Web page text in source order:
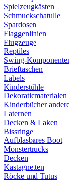
Spielzeugkästen
Schmuckschatulle
Spardosen
Flaggenlinien
Flugzeuge
Reptiles
Swing-
Brieftaschen
Labels
Kinderstühle
Dekoratiematerialen
Kinderbücher andere
Laternen
Decken & Laken
Bissringe
Aufblasbares Boot
Monstertrucks
Decken
Kastagnetten
Röcke und Tutus